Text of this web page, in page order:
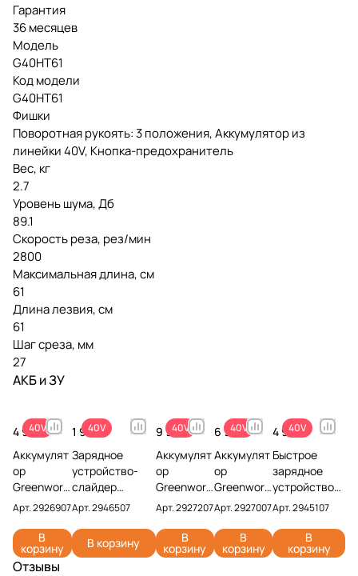
Гарантия
36 месяцев
Модель
G40HT61
Код модели
G40HT61
Фишки
Поворотная рукоять: 3 положения, Аккумулятор из
линейки 40V, Кнопка-предохранитель
Вес, кг
2.7
Уровень шума, Дб
89.1
Скорость реза, рез/мин
2800
Максимальная длина, см
61
Длина лезвия, см
61
Шаг среза, мм
27
АКБ и ЗУ
40V
4 990 ₽
Аккумулят
ор
Greenwork
s G40B2
40V
2926907
(2 Ач)
Арт.2926907
В
корзину
40V
1 990 ₽
Зарядное
устройство-
слайдер
Greenworks
G40UCM2M
40V 2946507 (2
A)
Арт.2946507
В корзину
40V
9 990 ₽
Аккумулят
ор
Greenwork
s G40B5
40V
2927207 (5
Ач)
Арт.2927207
В
корзину
40V
6 990 ₽
Аккумулят
ор
Greenwork
s G40B4
40V
2927007
(4 Ач)
Арт.2927007
В
корзину
40V
4 990 ₽
Быстрое
зарядное
устройство
Greenworks
G40UC5 40V
2945107
Арт.2945107
В
корзину
Отзывы